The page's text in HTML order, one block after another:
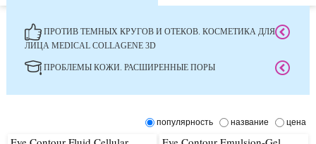
ПРОТИВ ТЕМНЫХ КРУГОВ И ОТЕКОВ. КОСМЕТИКА ДЛЯ
ЛИЦА MEDICAL COLLAGENE 3D
ПРОБЛЕМЫ КОЖИ. РАСШИРЕННЫЕ ПОРЫ
популярность название цена